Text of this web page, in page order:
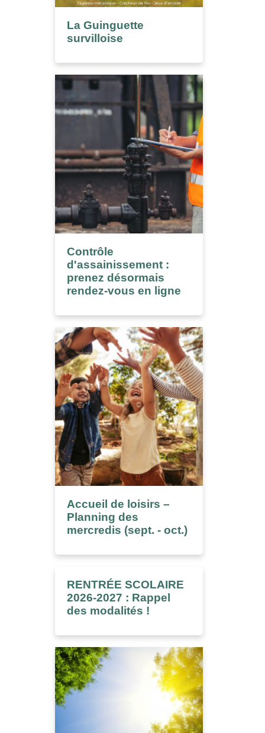
La Guinguette
survilloise
Contrôle
d'assainissement :
prenez désormais
rendez-vous en ligne
Accueil de loisirs –
Planning des
mercredis (sept. - oct.)
RENTRÉE SCOLAIRE
2026-2027 : Rappel
des modalités !